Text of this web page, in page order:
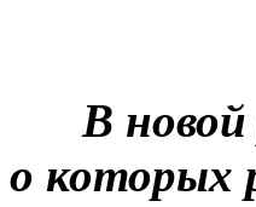
В новой
о которых